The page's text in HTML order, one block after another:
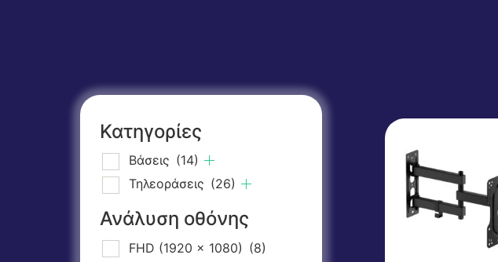
Κατηγορίες
Βάσεις (14)
Τηλεοράσεις (26)
Ανάλυση οθόνης
FHD (1920 x 1080) (8)